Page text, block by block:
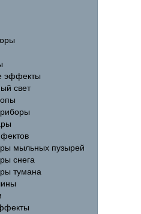
эффекты
свет
мыльных пузырей
снега
тумана